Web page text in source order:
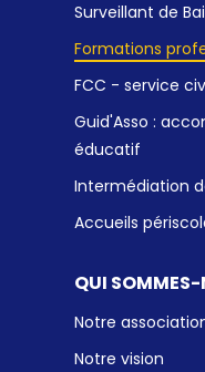
Surveillant de
Formations
FCC - service
Guid'Asso :
éducatif
Intermédiation
Accueils
QUI SOMMES-
Notre
Notre vision